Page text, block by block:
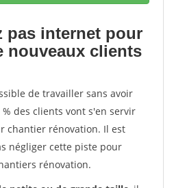
pas internet pour
nouveaux clients
de travailler sans avoir
des clients vont s'en servir
chantier rénovation. Il est
négliger cette piste pour
rénovation.